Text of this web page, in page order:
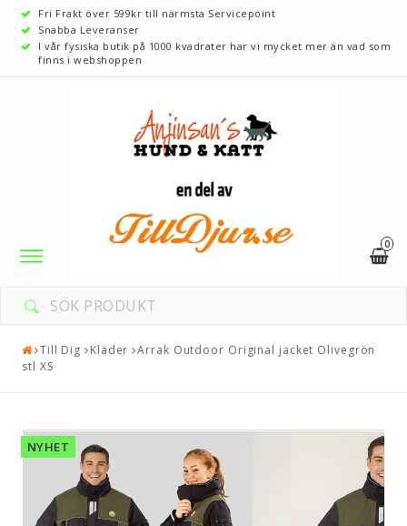
Fri Frakt över 599kr till närmsta Servicepoint
Snabba Leveranser
I vår fysiska butik på 1000 kvadrater har vi mycket mer än vad som
finns i webshoppen
0
Toggle
navigation
Till Dig Kläder
Arrak Outdoor Original jacket Olivegrön
stl XS
NYHET